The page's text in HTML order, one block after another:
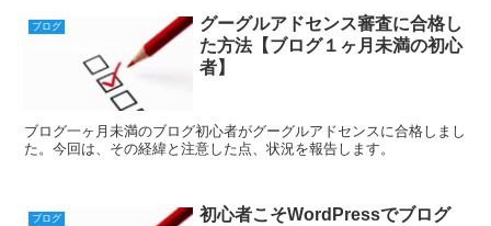
ブログ
グーグルアドセンス審査に合格し
た方法【ブログ１ヶ月未満の初心
者】
ブログ一ヶ月未満のブログ初心者がグーグルアドセンスに合格しまし
た。今回は、その経緯と注意した点、状況を報告します。
ブログ
初心者こそWordPressでブログ